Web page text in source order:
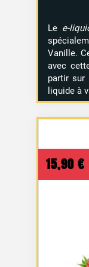
Le e-
Vanille.
avec
partir sur
liquide à
15,90€